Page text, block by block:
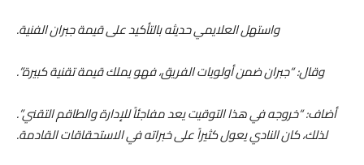
​واستهل العلايمي حديثه بالتأكيد على قيمة جبران الفنية.
وقال: “جبران ضمن أولويات الفريق، فهو يملك قيمة تقنية كبيرة”.
أضاف: “خروجه في هذا التوقيت يعد مفاجئاً للإدارة والطاقم التقني”.
لذلك، كان النادي يعول كثيراً على خبراته في الاستحقاقات القادمة.